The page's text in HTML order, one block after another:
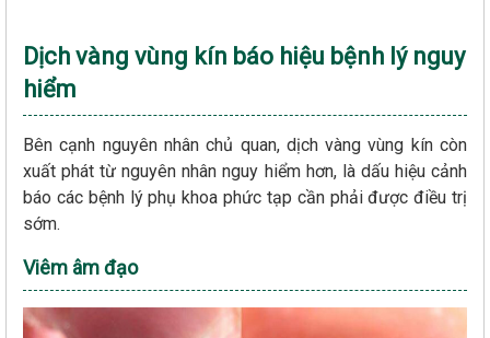
Dịch vàng vùng kín báo hiệu bệnh lý nguy
hiểm
Bên cạnh nguyên nhân chủ quan, dịch vàng vùng kín còn
xuất phát từ nguyên nhân nguy hiểm hơn, là dấu hiệu cảnh
báo các bệnh lý phụ khoa phức tạp cần phải được điều trị
sớm.
Viêm âm đạo